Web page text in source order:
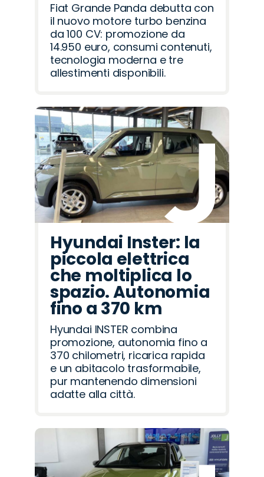
Fiat Grande Panda debutta con
il nuovo motore turbo benzina
da 100 CV: promozione da
14.950 euro, consumi contenuti,
tecnologia moderna e tre
allestimenti disponibili.
Hyundai Inster: la
piccola elettrica
che moltiplica lo
spazio. Autonomia
fino a 370 km
Hyundai INSTER combina
promozione, autonomia fino a
370 chilometri, ricarica rapida
e un abitacolo trasformabile,
pur mantenendo dimensioni
adatte alla città.